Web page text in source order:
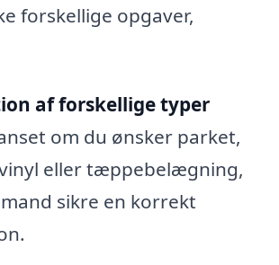
forskellige opgaver,
af forskellige typer
om du ønsker parket,
eller tæppebelægning,
sikre en korrekt